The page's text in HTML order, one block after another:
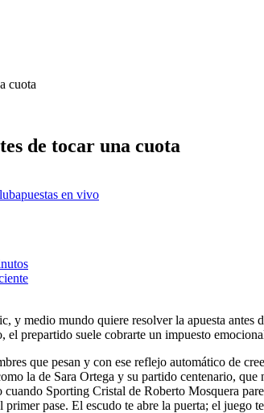
cuota
de tocar una cuota
apuestas en vivo
y medio mundo quiere resolver la apuesta
prepartido suele cobrarte un impuesto
que pesan y con ese reflejo automático de
la de Sara Ortega y su partido centenario,
Sporting Cristal de Roberto Mosquera
pase. El escudo te abre la puerta; el juego